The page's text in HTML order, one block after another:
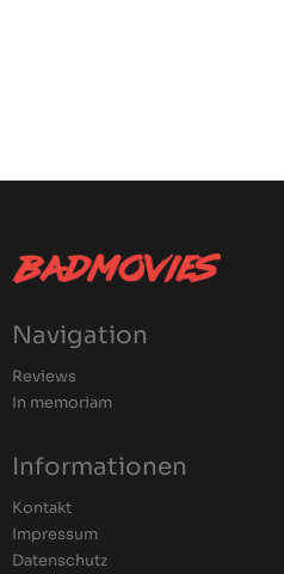
Navigation
Reviews
In memoriam
Informationen
Kontakt
Impressum
Datenschutz